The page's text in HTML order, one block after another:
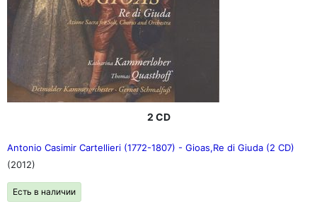
2 CD
Antonio Casimir Cartellieri (1772-1807) - Gioas,Re di Giuda (2 CD)
(2012)
Есть в наличии